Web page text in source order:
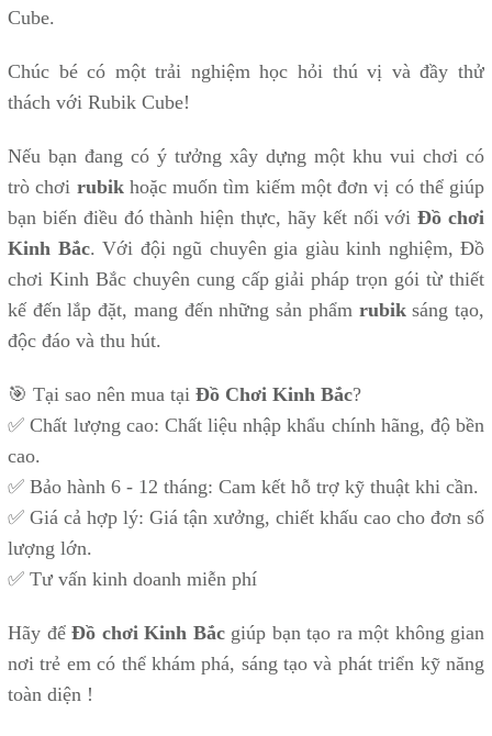
Cube.
Chúc bé có một trải nghiệm học hỏi thú vị và đầy thử
thách với Rubik Cube!
Nếu bạn đang có ý tưởng xây dựng một khu vui chơi có
trò chơi rubikhoặc muốn tìm kiếm một đơn vị có thể giúp
bạn biến điều đó thành hiện thực, hãy kết nối vớiĐồ chơi
Kinh Bắc. Với đội ngũ chuyên gia giàu kinh nghiệm, Đồ
chơi Kinh Bắc chuyên cung cấp giải pháp trọn gói từ thiết
kế đến lắp đặt, mang đến những sản phẩm rubiksáng tạo,
độc đáo và thu hút.
🎯 Tại sao nên mua tại Đồ Chơi Kinh Bắc?
✅ Chất lượng cao: Chất liệu nhập khẩu chính hãng, độ bền
cao.
✅ Bảo hành 6 - 12 tháng: Cam kết hỗ trợ kỹ thuật khi cần.
✅ Giá cả hợp lý: Giá tận xưởng, chiết khấu cao cho đơn số
lượng lớn.
✅ Tư vấn kinh doanh miễn phí
Hãy để Đồ chơi Kinh Bắcgiúp bạn tạo ra một không gian
nơi trẻ em có thể khám phá, sáng tạo và phát triển kỹ năng
toàn diện !